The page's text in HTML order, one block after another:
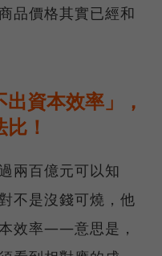
品價格其實已經和
資本效率」，
！
兩百億元可以知
不是沒錢可燒，他
效率——意思是，